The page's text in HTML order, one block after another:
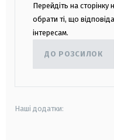
Перейдіть на
обрати ті, що
інтересам.
ДО РОЗСИЛОК
Наші додатки: